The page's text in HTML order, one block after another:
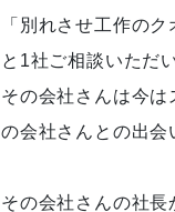
「別れさせ工作の
と1社ご相談いただ
その会社さんは今
の会社さんとの出会
その会社さんの社長